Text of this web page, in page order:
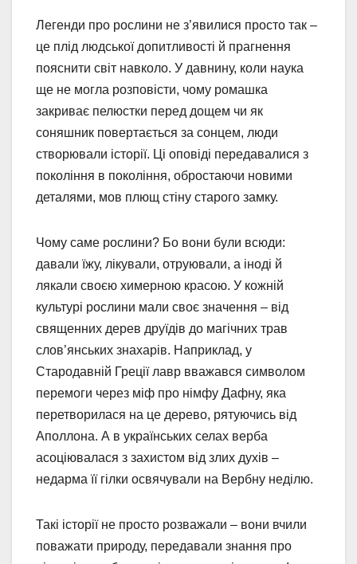
Легенди про рослини не з’явилися просто так –
це плід людської допитливості й прагнення
пояснити світ навколо. У давнину, коли наука
ще не могла розповісти, чому ромашка
закриває пелюстки перед дощем чи як
соняшник повертається за сонцем, люди
створювали історії. Ці оповіді передавалися з
покоління в покоління, обростаючи новими
деталями, мов плющ стіну старого замку.
Чому саме рослини? Бо вони були всюди:
давали їжу, лікували, отруювали, а іноді й
лякали своєю химерною красою. У кожній
культурі рослини мали своє значення – від
священних дерев друїдів до магічних трав
слов’янських знахарів. Наприклад, у
Стародавній Греції лавр вважався символом
перемоги через міф про німфу Дафну, яка
перетворилася на це дерево, рятуючись від
Аполлона. А в українських селах верба
асоціювалася з захистом від злих духів –
недарма її гілки освячували на Вербну неділю.
Такі історії не просто розважали – вони вчили
поважати природу, передавали знання про